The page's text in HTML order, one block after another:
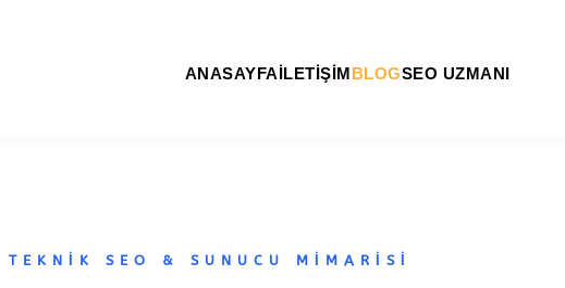
ANASAYFAİLETİŞİMBLOGSEO UZMANI
TEKNİK SEO & SUNUCU MİMARİSİ